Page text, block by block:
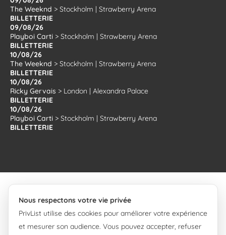
The Weeknd > Stockholm | Strawberry Arena
BILLETTERIE
09/08/26
Playboi Carti > Stockholm | Strawberry Arena
BILLETTERIE
10/08/26
The Weeknd > Stockholm | Strawberry Arena
BILLETTERIE
10/08/26
Ricky Gervais > London | Alexandra Palace
BILLETTERIE
10/08/26
Playboi Carti > Stockholm | Strawberry Arena
BILLETTERIE
© 2008-2026 PrivList.
Nous respectons votre vie privée
PrivList utilise des cookies pour améliorer votre expérience
et mesurer son audience. Vous pouvez accepter, refuser